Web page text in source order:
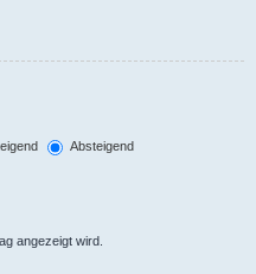
Absteigend
angezeigt wird.